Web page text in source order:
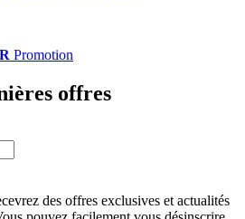
Promotion
offres
des offres exclusives et actualités